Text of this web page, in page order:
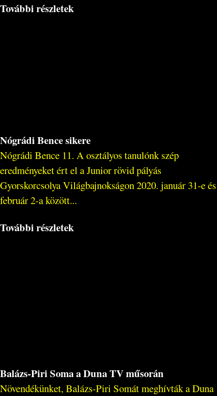
További részletek
Nógrádi Bence sikere
Nógrádi Bence 11. A osztályos tanulónk szép
eredményeket ért el a Junior rövid pályás
Gyorskorcsolya Világbajnokságon 2020. január 31-e és
február 2-a között...
További részletek
Balázs-Piri Soma a Duna TV műsorán
Növendékünket, Balázs-Piri Somát meghívták a Duna